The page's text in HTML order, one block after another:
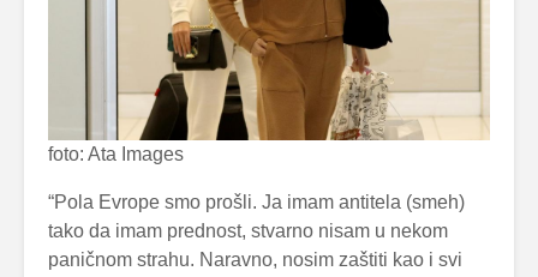
foto: Ata Images
“Pola Evrope smo prošli. Ja imam antitela (smeh)
tako da imam prednost, stvarno nisam u nekom
paničnom strahu. Naravno, nosim zaštiti kao i svi